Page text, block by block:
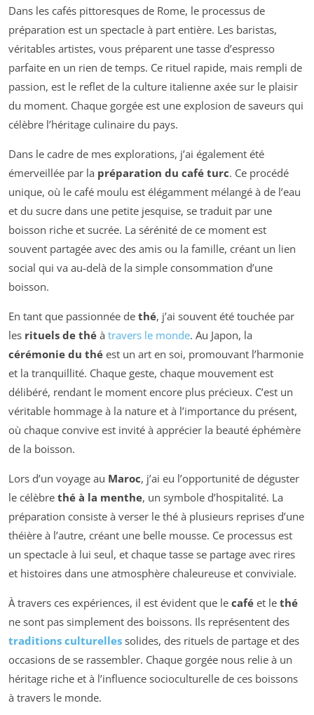
Dans les cafés pittoresques de Rome, le processus de
préparation est un spectacle à part entière. Les baristas,
véritables artistes, vous préparent une tasse d’espresso
parfaite en un rien de temps. Ce rituel rapide, mais rempli de
passion, est le reflet de la culture italienne axée sur le plaisir
du moment. Chaque gorgée est une explosion de saveurs qui
célèbre l’héritage culinaire du pays.
Dans le cadre de mes explorations, j’ai également été
émerveillée par la préparation du café turc. Ce procédé
unique, où le café moulu est élégamment mélangé à de l’eau
et du sucre dans une petite jesquise, se traduit par une
boisson riche et sucrée. La sérénité de ce moment est
souvent partagée avec des amis ou la famille, créant un lien
social qui va au-delà de la simple consommation d’une
boisson.
En tant que passionnée de thé, j’ai souvent été touchée par
les rituels de thé à travers le monde. Au Japon, la
cérémonie du thé est un art en soi, promouvant l’harmonie
et la tranquillité. Chaque geste, chaque mouvement est
délibéré, rendant le moment encore plus précieux. C’est un
véritable hommage à la nature et à l’importance du présent,
où chaque convive est invité à apprécier la beauté éphémère
de la boisson.
Lors d’un voyage au Maroc, j’ai eu l’opportunité de déguster
le célèbre thé à la menthe, un symbole d’hospitalité. La
préparation consiste à verser le thé à plusieurs reprises d’une
théière à l’autre, créant une belle mousse. Ce processus est
un spectacle à lui seul, et chaque tasse se partage avec rires
et histoires dans une atmosphère chaleureuse et conviviale.
À travers ces expériences, il est évident que le café et le thé
ne sont pas simplement des boissons. Ils représentent des
traditions culturelles solides, des rituels de partage et des
occasions de se rassembler. Chaque gorgée nous relie à un
héritage riche et à l’influence socioculturelle de ces boissons
à travers le monde.